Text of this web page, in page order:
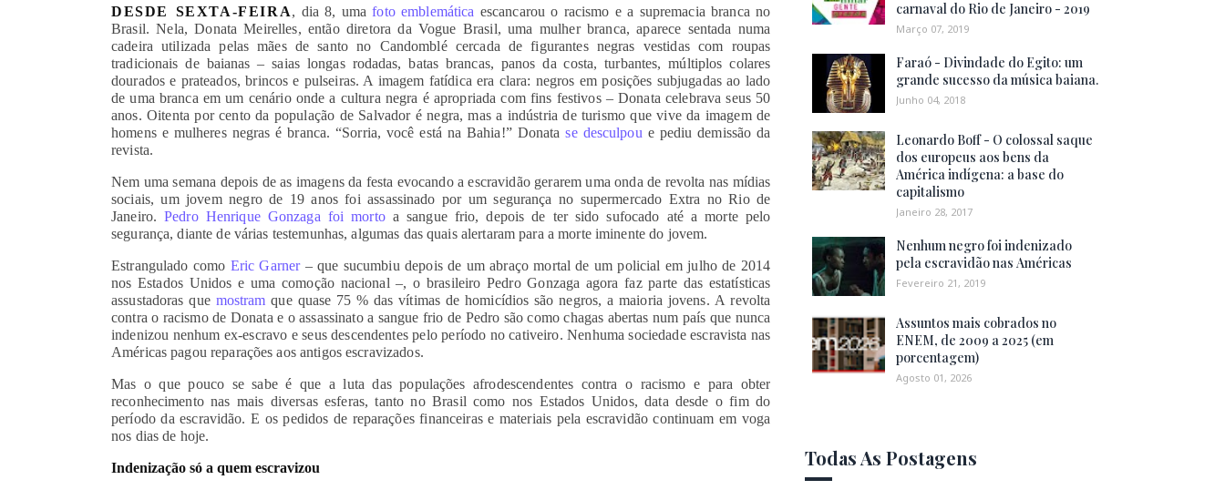
DESDE SEXTA-FEIRA, dia 8, umafoto emblemática escancarou o racismo e a supremacia branca no
Brasil. Nela, Donata Meirelles, então diretora da Vogue Brasil, uma mulher branca, aparece sentada numa
cadeira utilizada pelas mães de santo no Candomblé cercada de figurantes negras vestidas com roupas
tradicionais de baianas – saias longas rodadas, batas brancas, panos da costa, turbantes, múltiplos colares
dourados e prateados, brincos e pulseiras. A imagem fatídica era clara: negros em posições subjugadas ao lado
de uma branca em um cenário onde a cultura negra é apropriada com fins festivos – Donata celebrava seus 50
anos. Oitenta por cento da população de Salvador é negra, mas a indústria de turismo que vive da imagem de
homens e mulheres negras é branca. “Sorria, você está na Bahia!” Donatase desculpou e pediu demissão da
revista.
Nem uma semana depois de as imagens da festa evocando a escravidão gerarem uma onda de revolta nas mídias
sociais, um jovem negro de 19 anos foi assassinado por um segurança no supermercado Extra no Rio de
Janeiro.Pedro Henrique Gonzaga foi mortoa sangue frio, depois de ter sido sufocado até a morte pelo
segurança, diante de várias testemunhas, algumas das quais alertaram para a morte iminente do jovem.
Estrangulado como Eric Garner– que sucumbiu depois de um abraço mortal de um policial em julho de 2014
nos Estados Unidos e uma comoção nacional –, o brasileiro Pedro Gonzaga agora faz parte das estatísticas
assustadoras que mostram que quase 75 % das vítimas de homicídios são negros, a maioria jovens. A revolta
contra o racismo de Donata e o assassinato a sangue frio de Pedro são como chagas abertas num país que nunca
indenizou nenhum ex-escravo e seus descendentes pelo período no cativeiro. Nenhuma sociedade escravista nas
Américas pagou reparações aos antigos escravizados.
Mas o que pouco se sabe é que a luta das populações afrodescendentes contra o racismo e para obter
reconhecimento nas mais diversas esferas, tanto no Brasil como nos Estados Unidos, data desde o fim do
período da escravidão. E os pedidos de reparações financeiras e materiais pela escravidão continuam em voga
nos dias de hoje.
Indenização só a quem escravizou
carnaval do Rio de Janeiro - 2019
Março 07, 2019
Faraó - Divindade do Egito: um
grande sucesso da música baiana.
Junho 04, 2018
Leonardo Boff - O colossal saque
dos europeus aos bens da
América indígena: a base do
capitalismo
Janeiro 28, 2017
Nenhum negro foi indenizado
pela escravidão nas Américas
Fevereiro 21, 2019
Assuntos mais cobrados no
ENEM, de 2009 a 2025 (em
porcentagem)
Agosto 01, 2026
Todas As Postagens